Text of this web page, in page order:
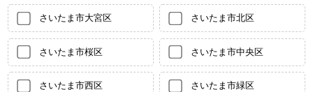
さいたま市大宮区 さいたま市北区
さいたま市桜区 さいたま市中央区
さいたま市西区 さいたま市緑区